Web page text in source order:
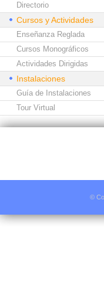
Directorio
Cursos y Actividades
Enseñanza Reglada
Cursos Monográficos
Actividades Dirigidas
Instalaciones
Guía de Instalaciones
Tour Virtual
©